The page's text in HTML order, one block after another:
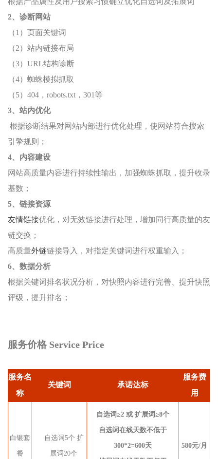
2、诊断网站
（1）页面关键词
（2）站内链接布局
（3）URL结构诊断
（4）蜘蛛模拟抓取
（5）404，robots.txt，301等
3、站内优化
根据诊断结果对网站内部进行优化处理，使网站符合搜索
引擎规则；
4、内容建设
网站高质量内容进行持续性输出，加强蜘蛛抓取，提升收录
基数；
5、链接资源
友情链接优化，对无效链接进行处理，增加同行高质量的友
链交换；
高质量外链链接导入，对指定关键词进行权重输入；
6、数据分析
根据关键词排名状况分析，对快照内容进行完善、提升快照
评级，提升排名；
服务价格 Service Price
服务名
称
关键词 承诺达标
服务费
用
白银套
餐
自选词5个 扩
展词20个
自选词≥2 或 扩展词≥8个
自选词在线天数不低于
300*2=600天 580元/月